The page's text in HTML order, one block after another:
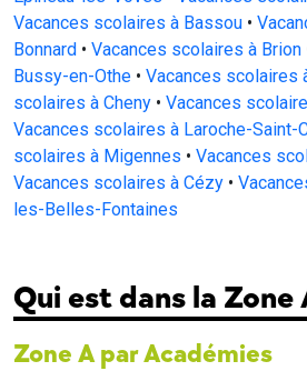
Vacances scolaires à Bassou •
Bonnard • Vacances scolaires à Brion
Bussy-en-Othe • Vacances scolaires
scolaires à Cheny • Vacances
Vacances scolaires à Laroche-Saint-
scolaires à Migennes • Vacances
Vacances scolaires à Cézy •
les-Belles-Fontaines
Qui est dans la Zone
Zone A par Académies